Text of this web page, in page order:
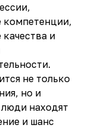
и
не только
но и
находят
и шанс